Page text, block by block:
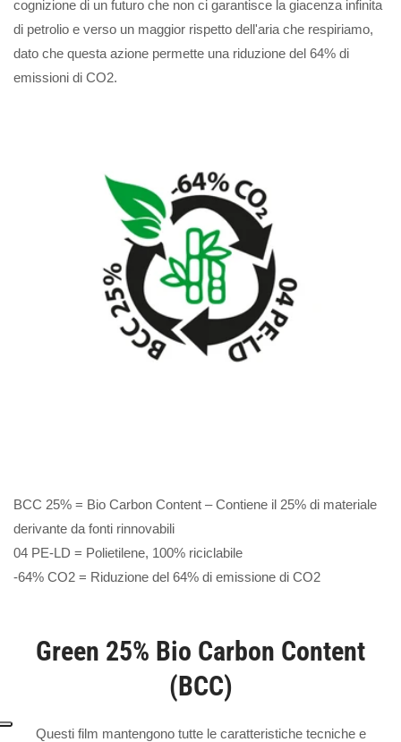
cognizione di un futuro che non ci garantisce la giacenza infinita
di petrolio e verso un maggior rispetto dell'aria che respiriamo,
dato che questa azione permette una riduzione del 64% di
emissioni di CO2.
BCC 25% = Bio Carbon Content – Contiene il 25% di materiale
derivante da fonti rinnovabili
04 PE-LD = Polietilene, 100% riciclabile
-64% CO2 = Riduzione del 64% di emissione di CO2
Green 25% Bio Carbon Content
(BCC)
Questi film mantengono tutte le caratteristiche tecniche e